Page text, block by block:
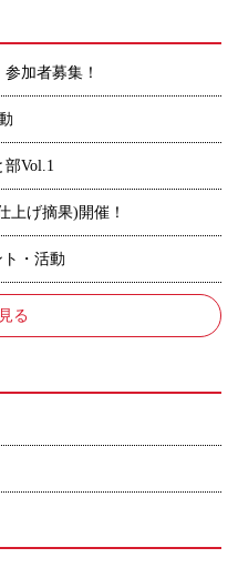
加者募集！
Vol.1
上げ摘果)開催！
ト・活動
る